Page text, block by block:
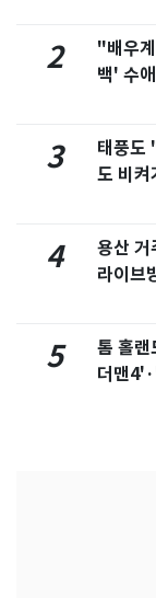
2
"배우
백' 수
3
태풍도
도 비
4
용산 거
라이브
5
톰 홀
더맨